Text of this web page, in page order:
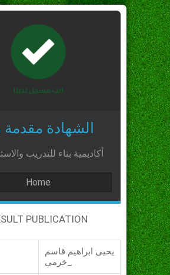
الشهادة
أكاديمية بناء للتدريب
Home
PUBLICATION
يحيى ابراهيم قاسم